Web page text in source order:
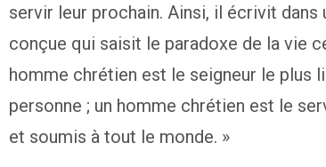
servir leur prochain. Ainsi, il écrivit dans
conçue qui saisit le paradoxe de la vie
homme chrétien est le seigneur le plus
personne ; un homme chrétien est le
et soumis à tout le monde. »